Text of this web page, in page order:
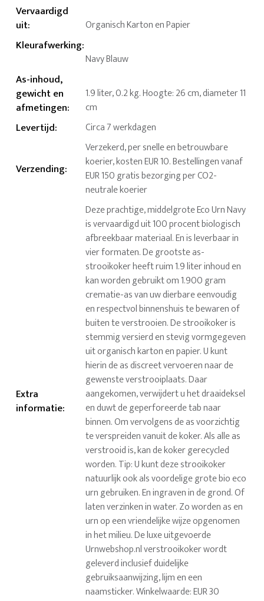
Vervaardigd
uit: Organisch Karton en Papier
Kleurafwerking:
Navy Blauw
As-inhoud,
gewicht en
afmetingen:
1.9 liter, 0.2 kg. Hoogte: 26 cm, diameter 11
cm
Levertijd: Circa 7 werkdagen
Verzending:
Verzekerd, per snelle en betrouwbare
koerier, kosten EUR 10. Bestellingen vanaf
EUR 150 gratis bezorging per CO2-
neutrale koerier
Extra
informatie:
Deze prachtige, middelgrote Eco Urn Navy
is vervaardigd uit 100 procent biologisch
afbreekbaar materiaal. En is leverbaar in
vier formaten. De grootste as-
strooikoker heeft ruim 1.9 liter inhoud en
kan worden gebruikt om 1.900 gram
crematie-as van uw dierbare eenvoudig
en respectvol binnenshuis te bewaren of
buiten te verstrooien. De strooikoker is
stemmig versierd en stevig vormgegeven
uit organisch karton en papier. U kunt
hierin de as discreet vervoeren naar de
gewenste verstrooiplaats. Daar
aangekomen, verwijdert u het draaideksel
en duwt de geperforeerde tab naar
binnen. Om vervolgens de as voorzichtig
te verspreiden vanuit de koker. Als alle as
verstrooid is, kan de koker gerecycled
worden. Tip: U kunt deze strooikoker
natuurlijk ook als voordelige grote bio eco
urn gebruiken. En ingraven in de grond. Of
laten verzinken in water. Zo worden as en
urn op een vriendelijke wijze opgenomen
in het milieu. De luxe uitgevoerde
Urnwebshop.nl verstrooikoker wordt
geleverd inclusief duidelijke
gebruiksaanwijzing, lijm en een
naamsticker. Winkelwaarde: EUR 30